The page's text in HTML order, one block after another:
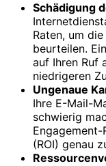
Schädigung
Raten, um
beurteilen.
auf Ihren Ruf
niedrigeren
Ungenaue
Ihre E-Mail-
schwierig
(ROI) genau